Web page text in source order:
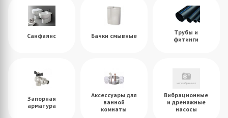
Санфаянс Бачки смывные
Трубы и
фитинги
Запорная
арматура
Аксессуары для
ванной
комнаты
Вибрационные
и дренажные
насосы